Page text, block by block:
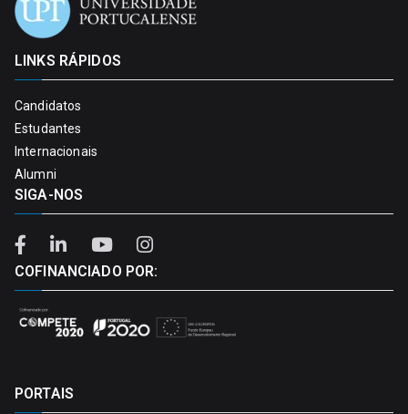
LINKS RÁPIDOS
Candidatos
Estudantes
Internacionais
Alumni
SIGA-NOS
COFINANCIADO POR:
PORTAIS